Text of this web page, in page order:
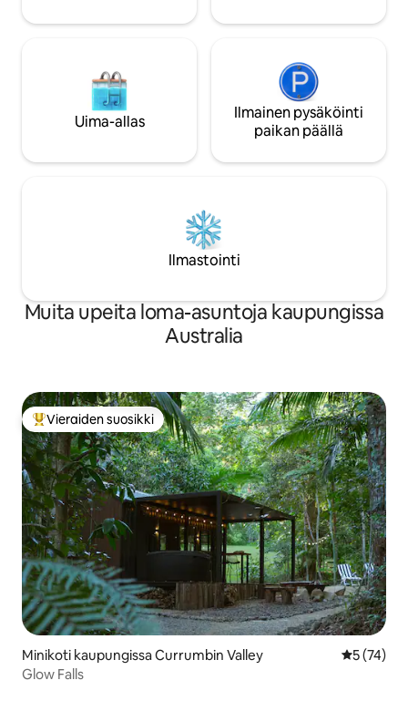
Uima-allas
Ilmainen pysäköinti
paikan päällä
Ilmastointi
Muita upeita loma-asuntoja kaupungissa
Australia
Vieraiden suosikkien parhaimmistoa
Vieraiden suosikki
Minikoti kaupungissa Currumbin Valley
5 (74)
Glow Falls